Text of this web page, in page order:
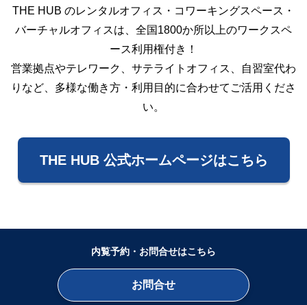
THE HUB のレンタルオフィス・コワーキングスペース・
バーチャルオフィスは、全国1800か所以上のワークスペ
ース利用権付き！
営業拠点やテレワーク、サテライトオフィス、自習室代わ
りなど、多様な働き方・利用目的に合わせてご活用くださ
い。
THE HUB 公式ホームページはこちら
内覧予約・お問合せはこちら
お問合せ